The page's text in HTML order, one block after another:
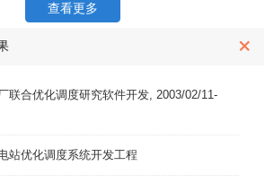
查看更多
联合优化调度研究软件开发, 2003/02/11-
站优化调度系统开发工程